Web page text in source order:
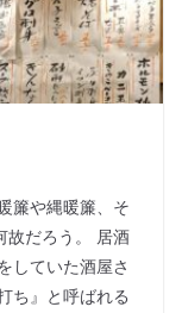
簾や縄暖簾、そ
故だろう。 居酒
していた酒屋さ
ち』と呼ばれる